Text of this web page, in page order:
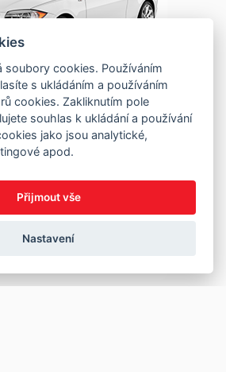
soubory cookies. Používáním
s ukládáním a používáním
cookies. Zakliknutím pole
souhlas k ukládání a používání
jako jsou analytické,
apod.
Přijmout vše
Nastavení